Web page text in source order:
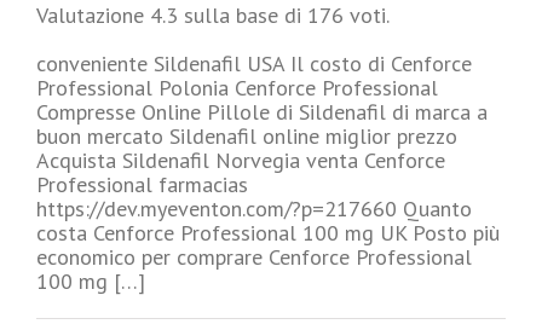
Valutazione 4.3 sulla base di 176 voti.
conveniente Sildenafil USA Il costo di Cenforce
Professional Polonia Cenforce Professional
Compresse Online Pillole di Sildenafil di marca a
buon mercato Sildenafil online miglior prezzo
Acquista Sildenafil Norvegia venta Cenforce
Professional farmacias
https://dev.myeventon.com/?p=217660 Quanto
costa Cenforce Professional 100 mg UK Posto più
economico per comprare Cenforce Professional
100 mg […]